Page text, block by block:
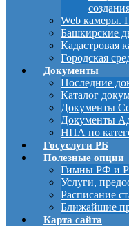
Web камеры.
Башкирские
Кадастровая
Городская
Документы
Последние
Каталог
Документы
Документы
НПА по
Госуслуги РБ
Полезные опции
Гимны РФ и
Услуги,
Расписание
Ближайшие
Карта сайта